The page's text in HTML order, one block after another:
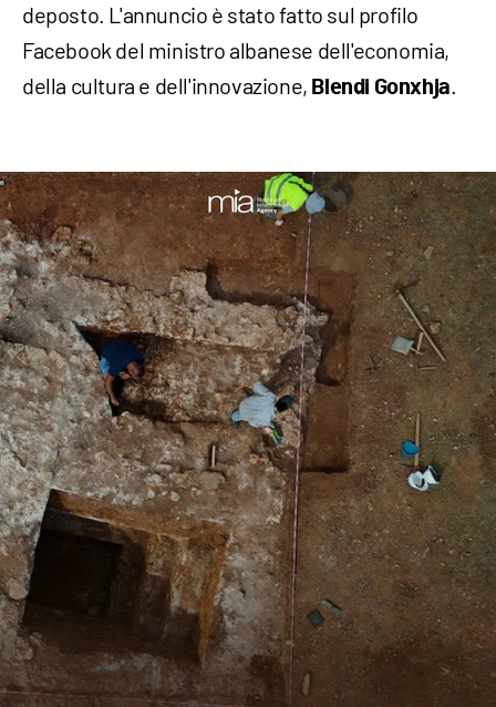
deposto. L'annuncio è stato fatto sul profilo
Facebook del ministro albanese dell'economia,
della cultura e dell'innovazione, Blendi Gonxhja.